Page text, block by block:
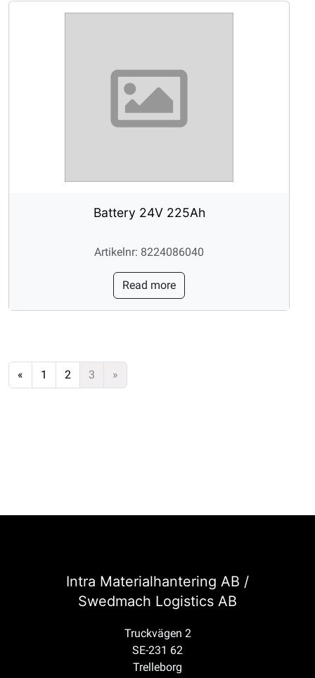
Battery 24V 225Ah
Artikelnr: 8224086040
Read more
« 1 2 3 »
Intra Materialhantering AB /
Swedmach Logistics AB
Truckvägen 2
SE-231 62
Trelleborg